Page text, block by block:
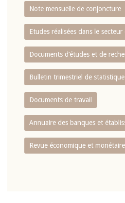
Note mensuelle de conjoncture
Etudes réalisées dans le
Documents d’études et de
Bulletin trimestriel de
Documents de travail
Annuaire des banques et
Revue économique et monétaire